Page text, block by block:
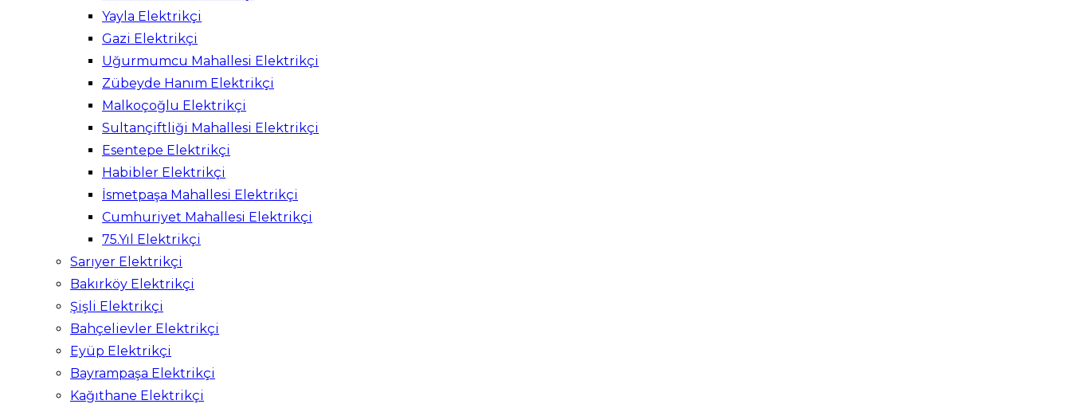
Yayla Elektrikçi
Gazi Elektrikçi
Uğurmumcu Mahallesi Elektrikçi
Zübeyde Hanım Elektrikçi
Malkoçoğlu Elektrikçi
Sultançiftliği Mahallesi Elektrikçi
Esentepe Elektrikçi
Habibler Elektrikçi
İsmetpaşa Mahallesi Elektrikçi
Cumhuriyet Mahallesi Elektrikçi
75.Yıl Elektrikçi
Sarıyer Elektrikçi
Bakırköy Elektrikçi
Şişli Elektrikçi
Bahçelievler Elektrikçi
Eyüp Elektrikçi
Bayrampaşa Elektrikçi
Kağıthane Elektrikçi